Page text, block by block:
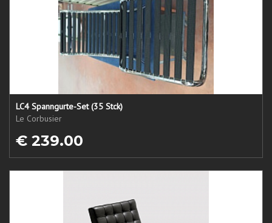
LC4 Spanngurte-Set (35 Stck)
Le Corbusier
€ 239.00